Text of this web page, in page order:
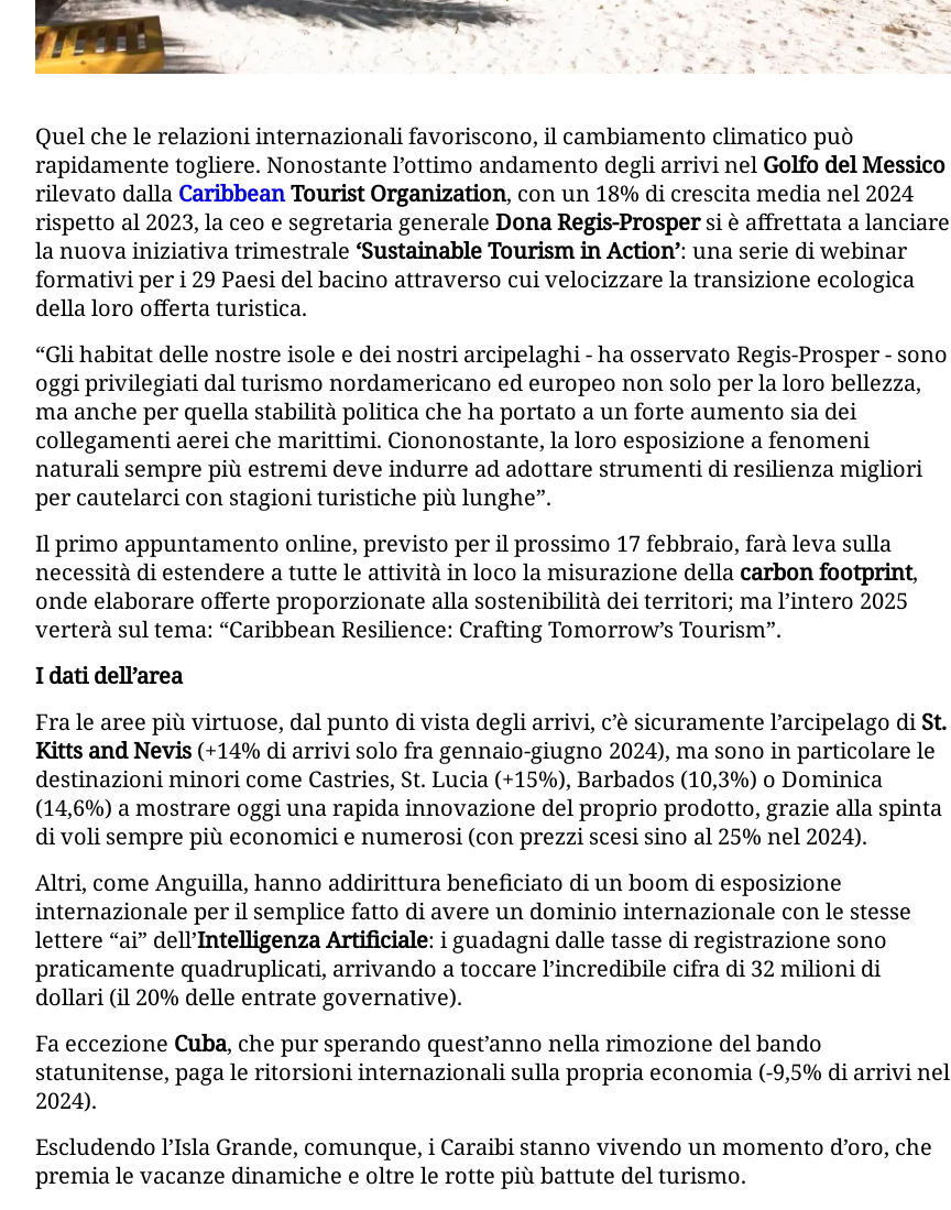
Quel che le relazioni internazionali favoriscono, il cambiamento climatico può
rapidamente togliere. Nonostante l’ottimo andamento degli arrivi nel Golfo del Messico
rilevato dalla CaribbeanTourist Organization, con un 18% di crescita media nel 2024
rispetto al 2023, la ceo e segretaria generale Dona Regis-Prospersi è affrettata a lanciare
la nuova iniziativa trimestrale ‘Sustainable Tourism in Action’: una serie di webinar
formativi per i 29 Paesi del bacino attraverso cui velocizzare la transizione ecologica
della loro offerta turistica.
“Gli habitat delle nostre isole e dei nostri arcipelaghi - ha osservato Regis-Prosper - sono
oggi privilegiati dal turismo nordamericano ed europeo non solo per la loro bellezza,
ma anche per quella stabilità politica che ha portato a un forte aumento sia dei
collegamenti aerei che marittimi. Ciononostante, la loro esposizione a fenomeni
naturali sempre più estremi deve indurre ad adottare strumenti di resilienza migliori
per cautelarci con stagioni turistiche più lunghe”.
Il primo appuntamento online, previsto per il prossimo 17 febbraio, farà leva sulla
necessità di estendere a tutte le attività in loco la misurazione della carbon footprint,
onde elaborare offerte proporzionate alla sostenibilità dei territori; ma l’intero 2025
verterà sul tema: “Caribbean Resilience: Crafting Tomorrow’s Tourism”.
I dati dell’area
Fra le aree più virtuose, dal punto di vista degli arrivi, c’è sicuramente l’arcipelago diSt.
Kitts and Nevis (+14% di arrivi solo fra gennaio-giugno 2024), ma sono in particolare le
destinazioni minori come Castries, St. Lucia (+15%), Barbados (10,3%) o Dominica
(14,6%) a mostrare oggi una rapida innovazione del proprio prodotto, grazie alla spinta
di voli sempre più economici e numerosi (con prezzi scesi sino al 25% nel 2024).
Altri, come Anguilla, hanno addirittura beneficiato di un boom di esposizione
internazionale per il semplice fatto di avere un dominio internazionale con le stesse
lettere “ai” dell’Intelligenza Artificiale: i guadagni dalle tasse di registrazione sono
praticamente quadruplicati, arrivando a toccare l’incredibile cifra di 32 milioni di
dollari (il 20% delle entrate governative).
Fa eccezione Cuba, che pur sperando quest’anno nella rimozione del bando
statunitense, paga le ritorsioni internazionali sulla propria economia (-9,5% di arrivi nel
2024).
Escludendo l’Isla Grande, comunque, i Caraibi stanno vivendo un momento d’oro, che
premia le vacanze dinamiche e oltre le rotte più battute del turismo.